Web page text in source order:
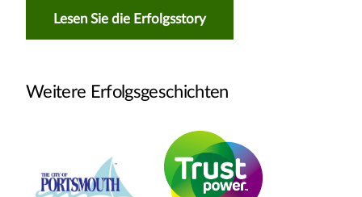
Lesen Sie die Erfolgsstory
Weitere Erfolgsgeschichten